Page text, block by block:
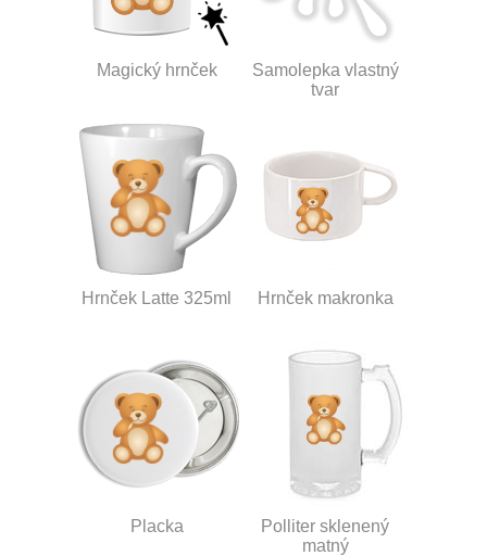
Magický hrnček
Samolepka vlastný
tvar
Hrnček Latte 325ml Hrnček makronka
Placka
Polliter sklenený
matný